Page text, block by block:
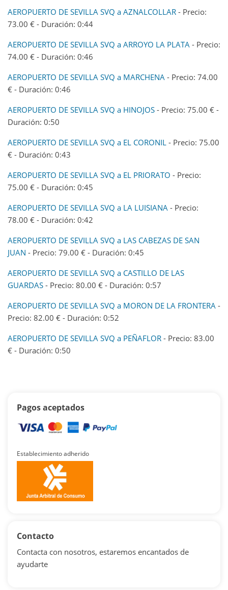
AEROPUERTO DE SEVILLA SVQ a AZNALCOLLAR - Precio:
73.00 € - Duración: 0:44
AEROPUERTO DE SEVILLA SVQ a ARROYO LA PLATA - Precio:
74.00 € - Duración: 0:46
AEROPUERTO DE SEVILLA SVQ a MARCHENA - Precio: 74.00
€ - Duración: 0:46
AEROPUERTO DE SEVILLA SVQ a HINOJOS - Precio: 75.00 € -
Duración: 0:50
AEROPUERTO DE SEVILLA SVQ a EL CORONIL - Precio: 75.00
€ - Duración: 0:43
AEROPUERTO DE SEVILLA SVQ a EL PRIORATO - Precio:
75.00 € - Duración: 0:45
AEROPUERTO DE SEVILLA SVQ a LA LUISIANA - Precio:
78.00 € - Duración: 0:42
AEROPUERTO DE SEVILLA SVQ a LAS CABEZAS DE SAN
JUAN - Precio: 79.00 € - Duración: 0:45
AEROPUERTO DE SEVILLA SVQ a CASTILLO DE LAS
GUARDAS - Precio: 80.00 € - Duración: 0:57
AEROPUERTO DE SEVILLA SVQ a MORON DE LA FRONTERA -
Precio: 82.00 € - Duración: 0:52
AEROPUERTO DE SEVILLA SVQ a PEÑAFLOR - Precio: 83.00
€ - Duración: 0:50
Pagos aceptados
Establecimiento adherido
Contacto
Contacta con nosotros, estaremos encantados de
ayudarte